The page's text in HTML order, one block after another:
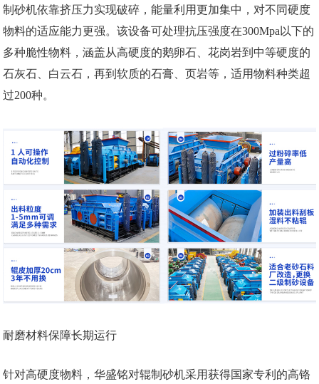
制砂机依靠挤压力实现破碎，能量利用更加集中，对不同硬度
物料的适应能力更强。该设备可处理抗压强度在300Mpa以下的
多种脆性物料，涵盖从高硬度的鹅卵石、花岗岩到中等硬度的
石灰石、白云石，再到软质的石膏、页岩等，适用物料种类超
过200种。
耐磨材料保障长期运行
针对高硬度物料，华盛铭对辊制砂机采用获得国家专利的高铬